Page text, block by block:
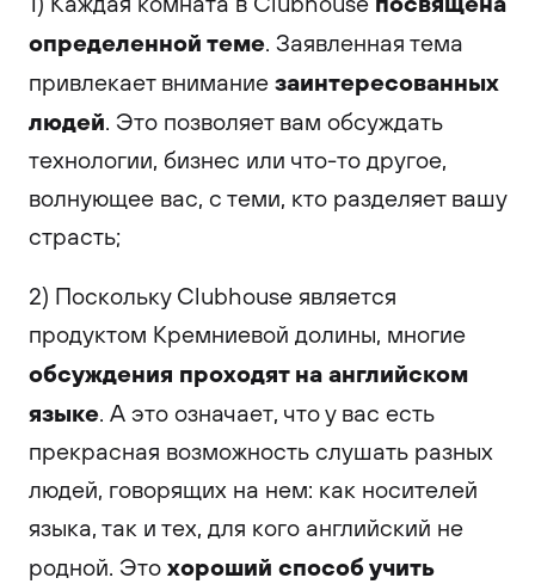
определенной теме. Заявленная тема
привлекает внимание заинтересованных
людей. Это позволяет вам обсуждать
технологии, бизнес или что-то другое,
волнующее вас, с теми, кто разделяет вашу
страсть;
2) Поскольку Clubhouse является
продуктом Кремниевой долины, многие
обсуждения проходят на английском
языке. А это означает, что у вас есть
прекрасная возможность слушать разных
людей, говорящих на нем: как носителей
языка, так и тех, для кого английский не
родной. Это хороший способ учить